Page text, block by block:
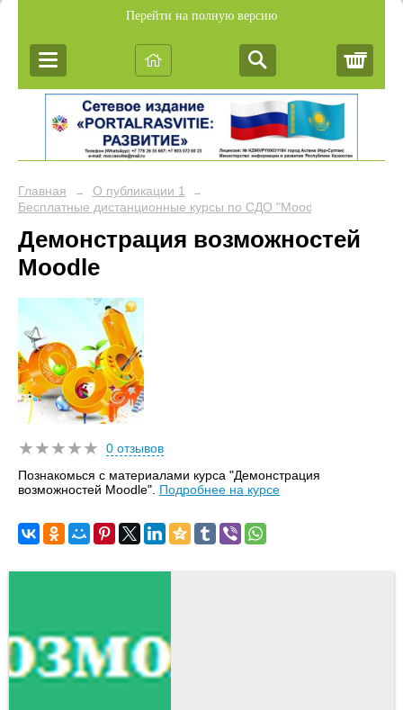
Перейти на полную версию
Главная → О публикации 1 →
Бесплатные дистанционные курсы по СДО "Moodle"
Демонстрация возможностей
Moodle
0 отзывов
Познакомься с материалами курса "Демонстрация
возможностей Moodle". Подробнее на курсе